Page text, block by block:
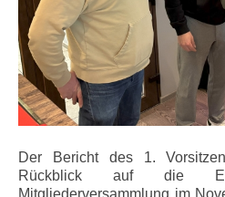
Der Bericht des 1.
Rückblick auf die
Mitgliederversammlung im